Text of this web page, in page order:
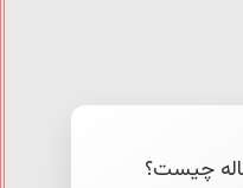
چیست؟